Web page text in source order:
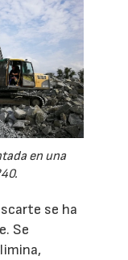
en una
se ha
Se